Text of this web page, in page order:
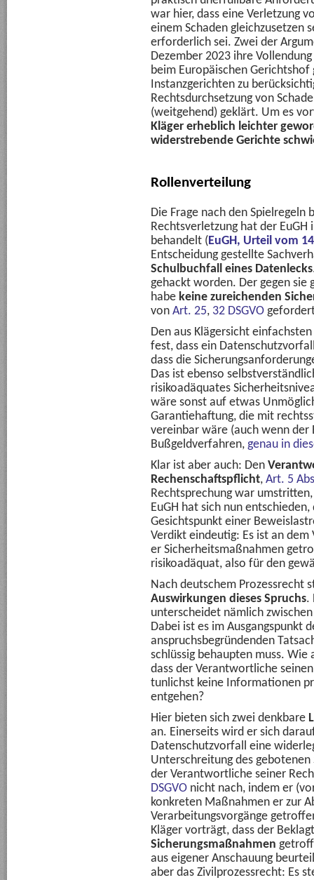
war hier, dass eine Verletzung
einem Schaden gleichzusetzen
erforderlich sei. Zwei der
Dezember 2023 ihre
beim Europäischen
Instanzgerichten zu
Rechtsdurchsetzung von
(weitgehend) geklärt. Um es
Kläger erheblich leichter
widerstrebende Gerichte
Rollenverteilung
Die Frage nach den Spielregeln
Rechtsverletzung hat der
behandelt (EuGH, Urteil vom
Entscheidung gestellte
Schulbuchfall eines Datenlecks
gehackt worden. Der gegen
habe keine zureichenden
von Art. 25, 32 DSGVO
Den aus Klägersicht
fest, dass ein
dass die
Das ist ebenso
risikoadäquates
wäre sonst auf etwas
Garantiehaftung, die mit
vereinbar wäre (auch wenn der
Bußgeldverfahren, genau in
Klar ist aber auch: Den
Rechenschaftspflicht, Art. 5
Rechtsprechung war
EuGH hat sich nun
Gesichtspunkt einer
Verdikt eindeutig: Es ist an
er Sicherheitsmaßnahmen
risikoadäquat, also für den
Nach deutschem Prozessrecht
Auswirkungen dieses Spruchs.
unterscheidet nämlich
Dabei ist es im Ausgangspunkt
anspruchsbegründenden
schlüssig behaupten muss.
dass der Verantwortliche
tunlichst keine Informationen
entgehen?
Hier bieten sich zwei denkbare
an. Einerseits wird er sich
Datenschutzvorfall eine
Unterschreitung des
der Verantwortliche seiner
DSGVO nicht nach, indem er
konkreten Maßnahmen er zur
Verarbeitungsvorgänge
Kläger vorträgt, dass der
Sicherungsmaßnahmen
aus eigener Anschauung
aber das Zivilprozessrecht: Es